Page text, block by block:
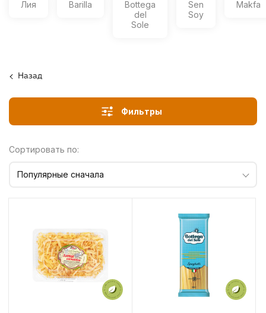
Лия Barilla
Bottega
del
Sole
Sen
Soy
Makfa
Назад
Фильтры
Сортировать по:
Популярные сначала